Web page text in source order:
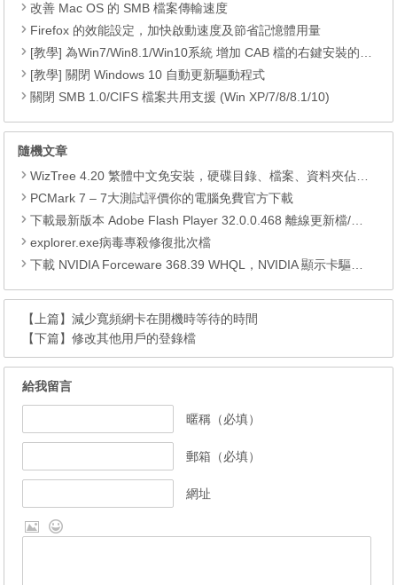
改善 Mac OS 的 SMB 檔案傳輸速度
Firefox 的效能設定，加快啟動速度及節省記憶體用量
[教學] 為Win7/Win8.1/Win10系統 增加 CAB 檔的右鍵安裝的功能
[教學] 關閉 Windows 10 自動更新驅動程式
關閉 SMB 1.0/CIFS 檔案共用支援 (Win XP/7/8/8.1/10)
隨機文章
WizTree 4.20 繁體中文免安裝，硬碟目錄、檔案、資料夾佔用空間分析工具
PCMark 7 – 7大測試評價你的電腦免費官方下載
下載最新版本 Adobe Flash Player 32.0.0.468 離線更新檔/安裝程式 (內建 IE、Firefox、Opera、Chromium 版及移除工具)
explorer.exe病毒專殺修復批次檔
下載 NVIDIA Forceware 368.39 WHQL，NVIDIA 顯示卡驅動程式
【上篇】減少寬頻網卡在開機時等待的時間
【下篇】修改其他用戶的登錄檔
給我留言
暱稱（必填）
郵箱（必填）
網址